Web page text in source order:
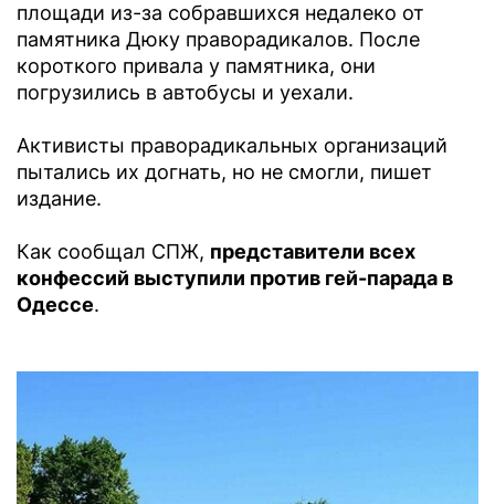
площади из-за собравшихся недалеко от
памятника Дюку праворадикалов. После
короткого привала у памятника, они
погрузились в автобусы и уехали.
Активисты праворадикальных организаций
пытались их догнать, но не смогли, пишет
издание.
Как сообщал СПЖ, представители всех
конфессий выступили против гей-парада в
Одессе.